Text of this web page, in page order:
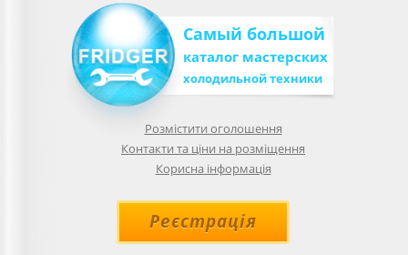
Самый большой
каталог мастерских
холодильной техники
Розмістити оголошення
Контакти та ціни на розміщення
Корисна інформація
Реєстрація